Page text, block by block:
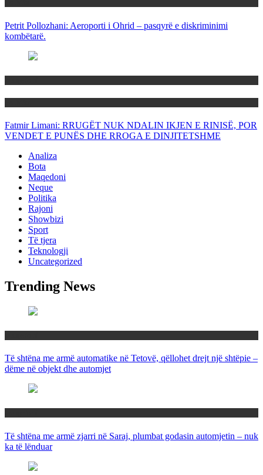
Petrit Pollozhani: Aeroporti i Ohrid – pasqyrë e diskriminimi
kombëtarë.
Fatmir Limani: RRUGËT NUK NDALIN IKJEN E RINISË, POR
VENDET E PUNËS DHE RROGA E DINJITETSHME
Analiza
Bota
Maqedoni
Neque
Politika
Rajoni
Showbizi
Sport
Të tjera
Teknologji
Uncategorized
Trending News
Të shtëna me armë automatike në Tetovë, qëllohet drejt një shtëpie –
dëme në objekt dhe automjet
Të shtëna me armë zjarri në Saraj, plumbat godasin automjetin – nuk
ka të lënduar